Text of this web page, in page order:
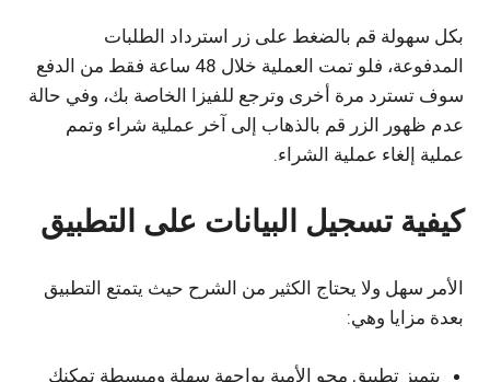
بكل سهولة قم بالضغط على زر استرداد الطلبات
المدفوعة، فلو تمت العملية خلال 48 ساعة فقط من الدفع
سوف تسترد مرة أخرى وترجع للفيزا الخاصة بك، وفي حالة
عدم ظهور الزر قم بالذهاب إلى آخر عملية شراء وتمم
عملية إلغاء عملية الشراء.
كيفية تسجيل البيانات على التطبيق
الأمر سهل ولا يحتاج الكثير من الشرح حيث يتمتع التطبيق
بعدة مزايا وهي:
يتميز تطبيق محو الأمية بواجهة سهلة ومبسطة تمكنك